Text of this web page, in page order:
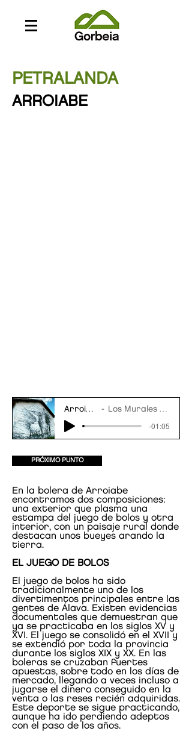
PETRALANDA
ARROIABE
Los Murales del Recuerdo
-01:05
PRÓXIMO PUNTO
En la bolera de Arroiabe
encontramos dos composiciones:
una exterior que plasma una
estampa del juego de bolos y otra
interior, con un paisaje rural donde
destacan unos bueyes arando la
tierra.
EL JUEGO DE BOLOS
El juego de bolos ha sido
tradicionalmente uno de los
divertimentos principales entre las
gentes de Álava. Existen evidencias
documentales que demuestran que
ya se practicaba en los siglos XV y
XVI. El juego se consolidó en el XVII y
se extendió por toda la provincia
durante los siglos XIX y XX. En las
boleras se cruzaban fuertes
apuestas, sobre todo en los días de
mercado, llegando a veces incluso a
jugarse el dinero conseguido en la
venta o las reses recién adquiridas.
Este deporte se sigue practicando,
aunque ha ido perdiendo adeptos
con el paso de los años.